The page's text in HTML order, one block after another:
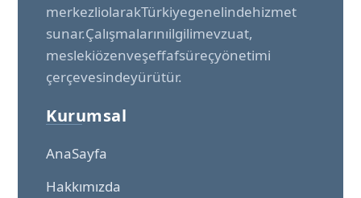
merkezli olarak Türkiye genelinde hizmet
sunar. Çalışmalarını ilgili mevzuat,
mesleki özen ve şeffaf süreç yönetimi
çerçevesinde yürütür.
Kurumsal
Ana Sayfa
Hakkımızda